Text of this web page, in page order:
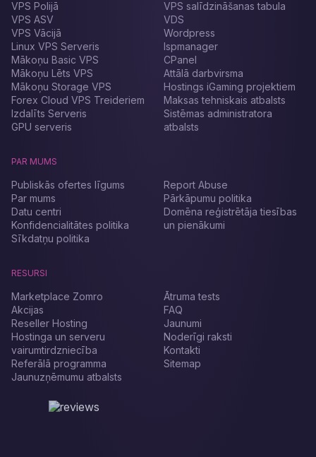
VPS Polijā
VPS ASV
VPS Vācijā
Linux VPS Serveris
Mākoņu Basic VPS
Mākoņu Lēts VPS
Mākoņu Storage VPS
Forex Cloud VPS Treideriem
Izdalīts Serveris
GPU serveris
VPS salīdzināšanas tabula
VDS
Wordpress
Ispmanager
CPanel
Attālā darbvirsma
Hostings iGaming projektiem
Maksas tehniskais atbalsts
Sistēmas administratora
atbalsts
PAR MUMS
Publiskās ofertes līgums
Par mums
Datu centri
Konfidencialitātes politika
Sīkdatņu politika
Report Abuse
Pārkāpumu politika
Domēna reģistrētāja tiesības
un pienākumi
RESURSI
Marketplace Zomro
Akcijas
Reseller Hosting
Hostinga un serveru
vairumtirdzniecība
Referālā programma
Jaunuzņēmumu atbalsts
Ātruma tests
FAQ
Jaunumi
Noderīgi raksti
Kontakti
Sitemap